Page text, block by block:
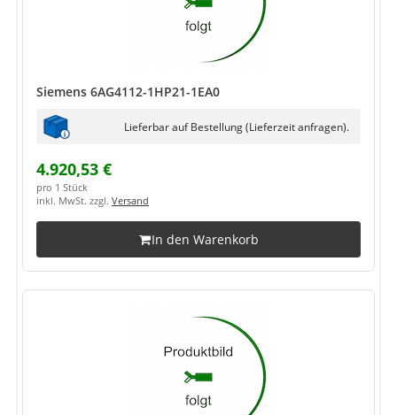
Siemens 6AG4112-1HP21-1EA0
Lieferbar auf Bestellung (Lieferzeit anfragen).
4.920,53 €
pro 1 Stück
inkl. MwSt. zzgl. Versand
In den Warenkorb